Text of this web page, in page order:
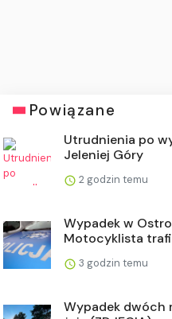
Powiązane
Utrudnienia po
Jeleniej Góry
2 godzin temu
Wypadek w
Motocyklista
3 godzin temu
Wypadek dwóch